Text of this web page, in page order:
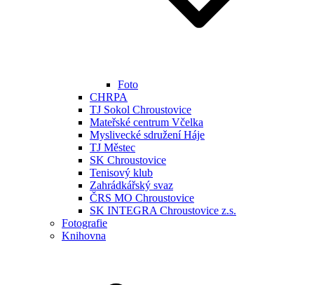
Foto
CHRPA
TJ Sokol Chroustovice
Mateřské centrum Včelka
Myslivecké sdružení Háje
TJ Městec
SK Chroustovice
Tenisový klub
Zahrádkářský svaz
ČRS MO Chroustovice
SK INTEGRA Chroustovice z.s.
Fotografie
Knihovna